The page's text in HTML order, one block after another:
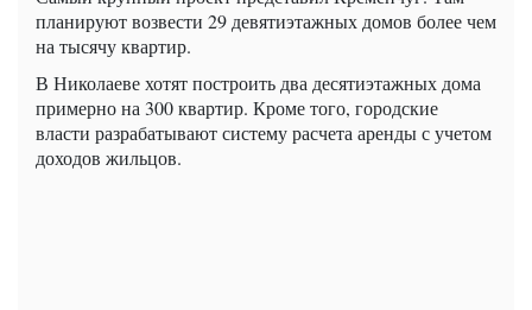
планируют возвести 29 девятиэтажных домов более чем
на тысячу квартир.
В Николаеве хотят построить два десятиэтажных дома
примерно на 300 квартир. Кроме того, городские
власти разрабатывают систему расчета аренды с учетом
доходов жильцов.